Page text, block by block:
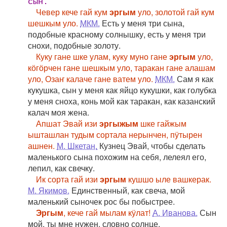
Чевер кече гай кум эргым уло, золотой гай кум
шешкым уло. МКМ. Есть у меня три сына,
подобные красному солнышку, есть у меня три
снохи, подобные золоту.
Куку гане шке улам, куку муно ганеэргым уло,
кӧгӧрчен гане шешкым уло, таракан гане алашам
уло, Озаҥ калаче гане ватем уло. МКМ. Сам я как
кукушка, сын у меня как яйцо кукушки, как голубка
у меня сноха, конь мой как таракан, как казанский
калач моя жена.
Апшат Эвай изи эргыжым шке гайжым
ышташлан тудым сортала нерынчен, пӱтырен
ашнен. М. Шкетан. Кузнец Эвай, чтобы сделать
маленького сына похожим на себя, лелеял его,
лепил, как свечку.
Ик сорта гай изи эргым кушшо ыле вашкерак.
М. Якимов. Единственный, как свеча, мой
маленький сыночек рос бы побыстрее.
Эргым, кече гай мылам кӱлат! А. Иванова. Сын
мой, ты мне нужен, словно солнце.